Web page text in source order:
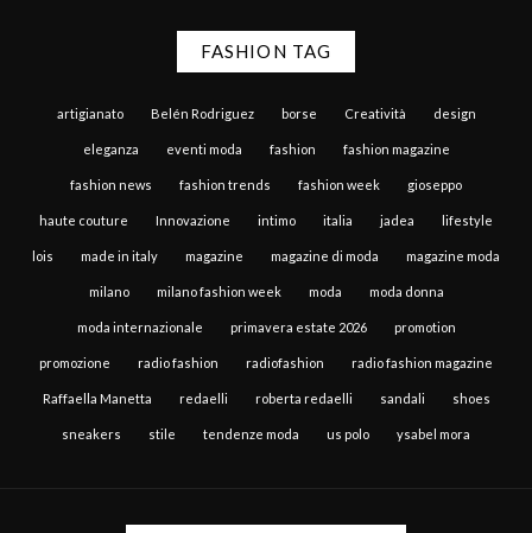
FASHION TAG
artigianato Belén Rodriguez borse Creatività design
eleganza eventi moda fashion fashion magazine
fashion news fashion trends fashion week gioseppo
haute couture Innovazione intimo italia jadea lifestyle
lois made in italy magazine magazine di moda magazine moda
milano milano fashion week moda moda donna
moda internazionale primavera estate 2026 promotion
promozione radio fashion radiofashion radio fashion magazine
Raffaella Manetta redaelli roberta redaelli sandali shoes
sneakers stile tendenze moda us polo ysabel mora